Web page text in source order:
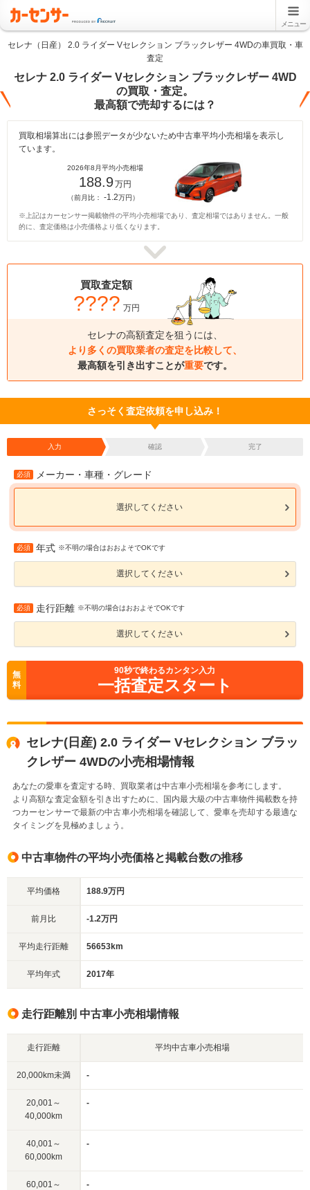
メニュー
セレナ（日産） 2.0 ライダー Vセレクション ブラックレザー 4WDの車買取・車
査定
セレナ 2.0 ライダー Vセレクション ブラックレザー 4WD
の買取・査定。
最高額で売却するには？
買取相場算出には参照データが少ないため中古車平均小売相場を表示し
ています。
2026年8月平均小売相場
188.9万円
（前月比： -1.2万円）
※上記はカーセンサー掲載物件の平均小売相場であり、査定相場ではありません。一般
的に、査定価格は小売価格より低くなります。
買取査定額
???? 万円
セレナの高額査定を狙うには、
より多くの買取業者の査定を比較して、
最高額を引き出すことが重要です。
さっそく査定依頼を申し込み！
入力 確認 完了
必須 メーカー・車種・グレード
選択してください
必須 年式 ※不明の場合はおおよそでOKです
選択してください
必須 走行距離 ※不明の場合はおおよそでOKです
選択してください
無
料
90秒で終わるカンタン入力
一括査定スタート
セレナ(日産) 2.0 ライダー Vセレクション ブラッ
クレザー 4WDの小売相場情報
あなたの愛車を査定する時、買取業者は中古車小売相場を参考にします。
より高額な査定金額を引き出すために、国内最大級の中古車物件掲載数を持
つカーセンサーで最新の中古車小売相場を確認して、愛車を売却する最適な
タイミングを見極めましょう。
中古車物件の平均小売価格と掲載台数の推移
平均価格 188.9万円
前月比 -1.2万円
平均走行距離 56653km
平均年式 2017年
走行距離別 中古車小売相場情報
走行距離 平均中古車小売相場
20,000km未満 -
20,001～
40,000km
-
40,001～
60,000km
-
60,001～
-